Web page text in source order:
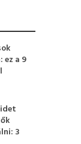
ez a 9
3